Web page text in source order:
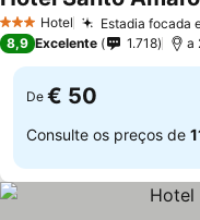
3 EstrelasHotel Estadia focada
8,9 Excelente 1.718 a
De € 50
Consulte os preços de